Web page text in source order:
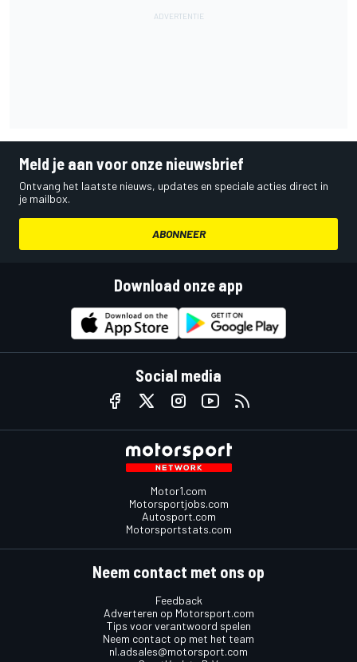
Meld je aan voor onze nieuwsbrief
Ontvang het laatste nieuws, updates en speciale acties direct in
je mailbox.
ABONNEER
Download onze app
Social media
Motor1.com
Motorsportjobs.com
Autosport.com
Motorsportstats.com
Neem contact met ons op
Feedback
Adverteren op Motorsport.com
Tips voor verantwoord spelen
Neem contact op met het team
nl.adsales@motorsport.com